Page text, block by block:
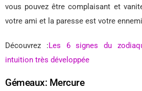
vous pouvez être complaisant et
votre ami et la paresse est votre
Découvrez :Les 6 signes du
intuition très développée
Gémeaux: Mercure